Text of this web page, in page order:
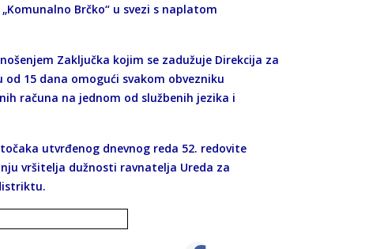
Brčko“ u svezi s naplatom
Zaključka kojim se zadužuje Direkcija za
15 dana omogući svakom obvezniku
računa na jednom od službenih jezika i
utvrđenog dnevnog reda 52. redovite
vršitelja dužnosti ravnatelja Ureda za